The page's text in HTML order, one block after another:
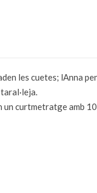
les cuetes; lAnna
un curtmetratge amb